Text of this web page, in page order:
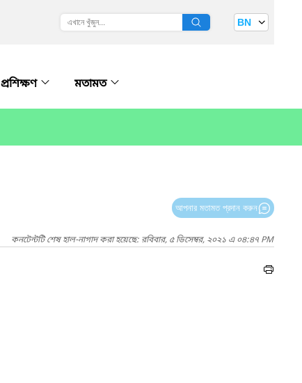
BN
প্রশিক্ষণ মতামত
আপনার মতামত প্রদান করুন
কনটেন্টটি শেষ হাল-নাগাদ করা হয়েছে: রবিবার, ৫ ডিসেম্বর, ২০২১ এ ০৪:৪৭ PM